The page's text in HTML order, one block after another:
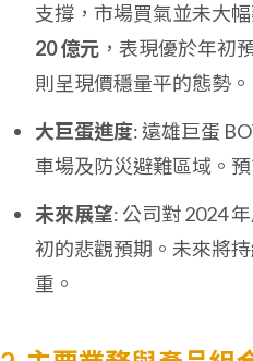
支撐，市場買氣並未大
20 億元 ，表現優於年初
則呈現價穩量平的態勢。
大巨蛋進度: 遠雄巨蛋
車場及防災避難區域。
未來展望: 公司對 2024
初的悲觀預期。未來將
重。